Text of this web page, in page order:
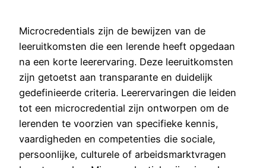
Microcredentials zijn de bewijzen van de
leeruitkomsten die een lerende heeft opgedaan
na een korte leerervaring. Deze leeruitkomsten
zijn getoetst aan transparante en duidelijk
gedefinieerde criteria. Leerervaringen die leiden
tot een microcredential zijn ontworpen om de
lerenden te voorzien van specifieke kennis,
vaardigheden en competenties die sociale,
persoonlijke, culturele of arbeidsmarktvragen